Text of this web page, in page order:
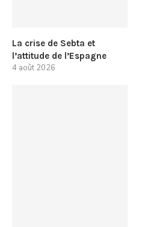
La crise de Sebta et
l’attitude de l’Espagne
4 août 2026